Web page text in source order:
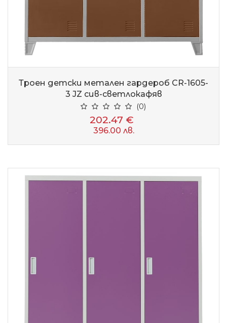
Троен детски метален гардероб CR-1605-
3 JZ сив-светлокафяв
(0)
202.47 €
396.00 лв.